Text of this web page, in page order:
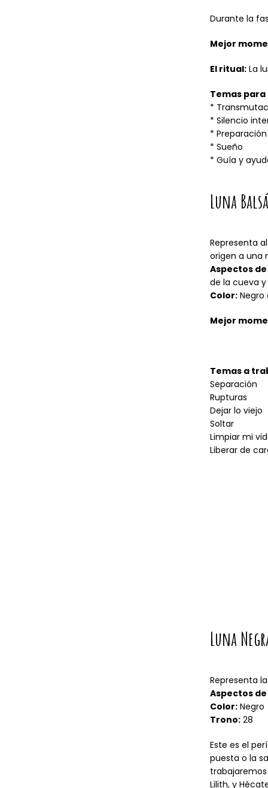
Durante la
Mejor
El ritual: La
Temas
*
* Silencio
* Preparación
* Sueño
* Guía y
Luna
Representa
origen a una
Aspectos
de la cueva
Color: Negro
Mejor
Temas a
Separación
Rupturas
Dejar lo viejo
Soltar
Limpiar mi
Liberar de
Luna
Representa
Aspectos de
Color: Negro
Trono: 28
Este es el
puesta o la
trabajaremos
Lilith, y